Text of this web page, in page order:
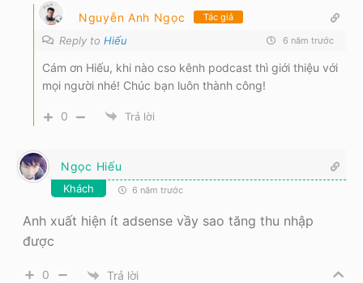
Nguyễn Anh Ngọc Tác giả
Reply to Hiếu 6 năm trước
Cám ơn Hiếu, khi nào cso kênh podcast thì giới thiệu với
mọi người nhé! Chúc bạn luôn thành công!
0 Trả lời
Ngọc Hiếu
Khách 6 năm trước
Anh xuất hiện ít adsense vầy sao tăng thu nhập
được
0 Trả lời